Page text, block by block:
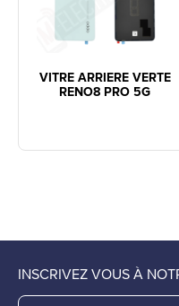
VITRE ARRIERE VERTE
RENO8 PRO 5G
INSCRIVEZ VOUS À